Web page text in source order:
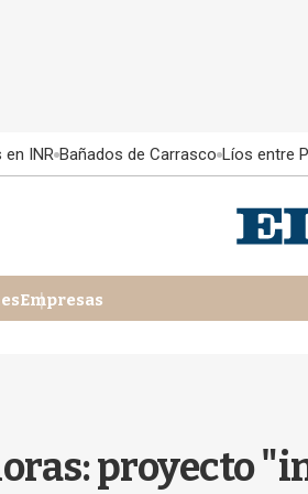
INR Bañados de Carrasco Líos entre
Empresas
proyecto